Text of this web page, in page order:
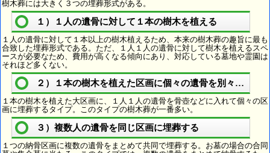
樹木葬には大きく３つの埋葬形式がある。
１）１人の遺骨に対して１本の樹木を植える
１人の遺骨に対して１本以上の樹木植えるため、本来の樹木葬の趣旨に最も
合致した埋葬形式である。ただ、１人１人の遺骨に対して樹木を植えるスペ
ースが必要なため、費用が高くなる傾向にあり、対応している墓地や霊園は
それほど多くない。
２）１本の樹木を植えた区画に個々の遺骨を別々に埋葬
１本の樹木を植えた大区画に、１人１人の遺骨を骨壺などに入れて個々の区
画に埋葬するタイプ。このタイプの樹木葬が一番多い。
３）複数人の遺骨を同じ区画に埋葬する
１つの納骨区画に複数の遺骨をまとめて共同で埋葬する。お墓の場合の合同